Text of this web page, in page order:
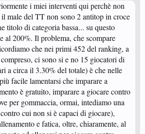
i miei interventi qui perchè non
male del TT non sono 2 antitop in croce
titolo di categoria bassa... su questo
al 200%. Il problema, che scompare
che nei primi 452 del ranking, a
ci sono si e no 15 giocatori di
a circa il 3.30% del totale) è che nelle
facile lamentarsi che imparare a
è gratuito, imparare a giocare contro
per gommaccia, ormai, intediamo una
cui non si è capaci di giocare),
e fatica, oltre, chiaramente, al